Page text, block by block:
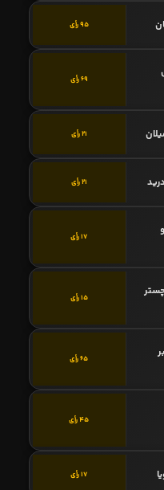
95 رأی
69 رأی
21 رأی
21 رأی
17 رأی
15 رأی
65 رأی
45 رأی
17 رأی